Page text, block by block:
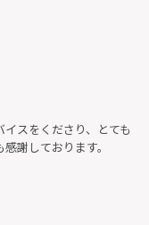
スをくださり、とても
謝しております。